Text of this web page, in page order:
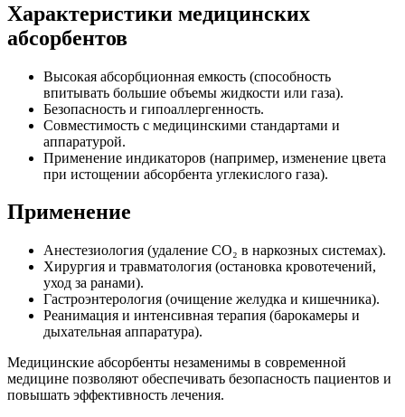
Характеристики медицинских
абсорбентов
Высокая абсорбционная емкость (способность
впитывать большие объемы жидкости или газа).
Безопасность и гипоаллергенность.
Совместимость с медицинскими стандартами и
аппаратурой.
Применение индикаторов (например, изменение цвета
при истощении абсорбента углекислого газа).
Применение
Анестезиология (удаление CO₂ в наркозных системах).
Хирургия и травматология (остановка кровотечений,
уход за ранами).
Гастроэнтерология (очищение желудка и кишечника).
Реанимация и интенсивная терапия (барокамеры и
дыхательная аппаратура).
Медицинские абсорбенты незаменимы в современной
медицине позволяют обеспечивать безопасность пациентов и
повышать эффективность лечения.